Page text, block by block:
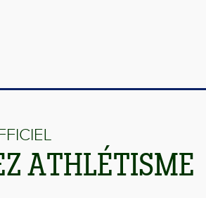
ATHLÉTISME